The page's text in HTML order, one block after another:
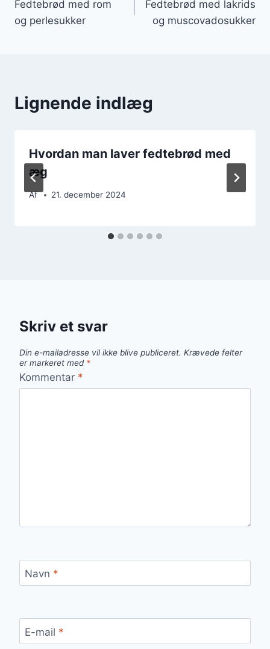
Fedtebrød med rom
og perlesukker
Fedtebrød med lakrids
og muscovadosukker
Lignende indlæg
Hvordan man laver fedtebrød med
æg
Af 21. december 2024
Skriv et svar
Din e-mailadresse vil ikke blive publiceret. Krævede felter
er markeret med *
Kommentar *
Navn *
E-mail *